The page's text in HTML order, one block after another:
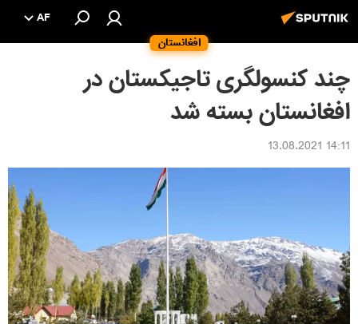
افغانستان
AF
چند کنسولگری تاجیکستان در
افغانستان بسته شد
14:11 13.08.2021